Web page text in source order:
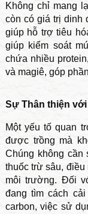
Không chỉ mang
còn có giá trị dinh
giúp hỗ trợ tiêu
giúp kiểm soát
chứa nhiều
và magiê, góp
Sự Thân thiện
Một yếu tố quan
được trồng mà
Chúng không
thuốc trừ sâu,
môi trường. Đối
đang tìm cách
carbon, việc sử